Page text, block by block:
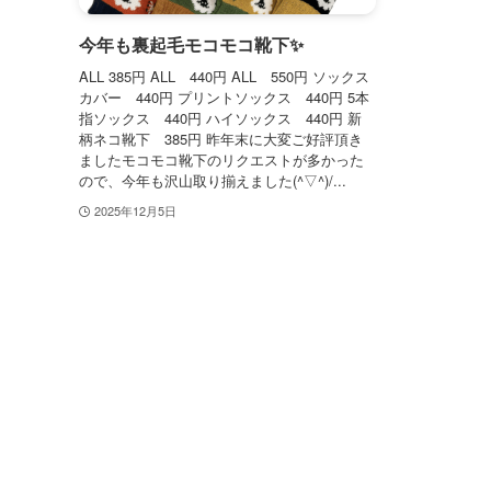
今年も裏起毛モコモコ靴下✨
ALL 385円 ALL 440円 ALL 550円 ソックス
カバー 440円 プリントソックス 440円 5本
指ソックス 440円 ハイソックス 440円 新
柄ネコ靴下 385円 昨年末に大変ご好評頂き
ましたモコモコ靴下のリクエストが多かった
ので、今年も沢山取り揃えました(^▽^)/...
2025年12月5日